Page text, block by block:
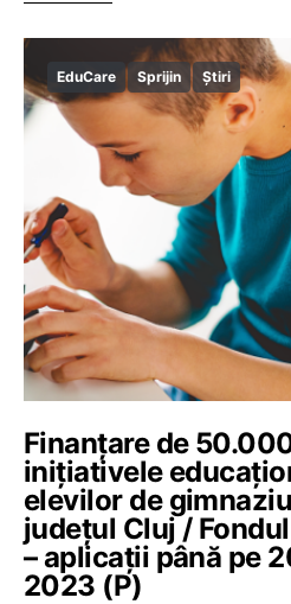
EduCare Sprijin Știri
Finanțare de
inițiativele
elevilor de
județul Cluj /
– aplicații până pe
2023 (P)